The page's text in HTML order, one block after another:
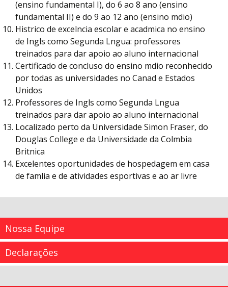
(ensino fundamental I), do 6 ao 8 ano (ensino
fundamental II) e do 9 ao 12 ano (ensino mdio)
Histrico de excelncia escolar e acadmica no ensino
de Ingls como Segunda Lngua: professores
treinados para dar apoio ao aluno internacional
Certificado de concluso do ensino mdio reconhecido
por todas as universidades no Canad e Estados
Unidos
Professores de Ingls como Segunda Lngua
treinados para dar apoio ao aluno internacional
Localizado perto da Universidade Simon Fraser, do
Douglas College e da Universidade da Colmbia
Britnica
Excelentes oportunidades de hospedagem em casa
de famlia e de atividades esportivas e ao ar livre
Nossa Equipe
Declarações